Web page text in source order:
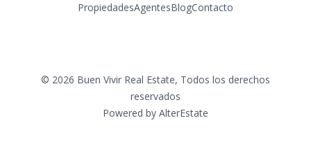
PropiedadesAgentesBlogContacto
© 2026 Buen Vivir Real Estate, Todos los derechos
reservados
Powered by AlterEstate